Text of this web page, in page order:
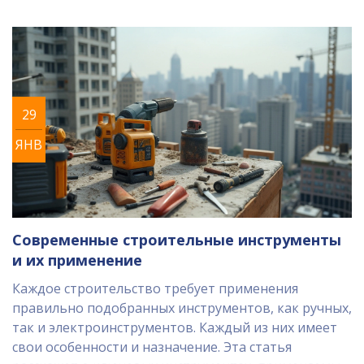
29
ЯНВ
Современные строительные инструменты
и их применение
Каждое строительство требует применения
правильно подобранных инструментов, как ручных,
так и электроинструментов. Каждый из них имеет
свои особенности и назначение. Эта статья